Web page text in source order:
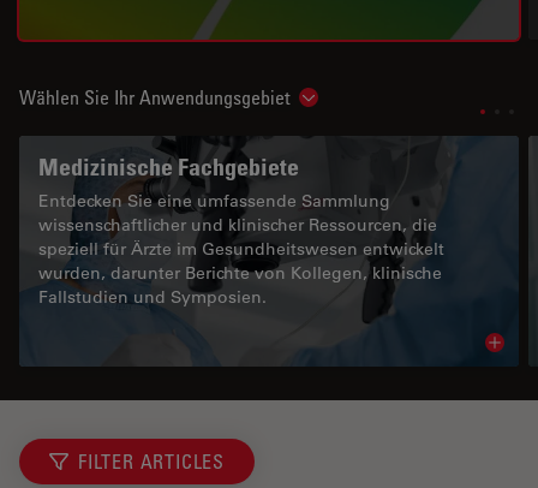
Wählen Sie Ihr Anwendungsgebiet Show subnavigation
Medizinische Fachgebiete
Entdecken Sie eine umfassende Sammlung
wissenschaftlicher und klinischer Ressourcen, die
speziell für Ärzte im Gesundheitswesen entwickelt
wurden, darunter Berichte von Kollegen, klinische
Fallstudien und Symposien.
FILTER ARTICLES